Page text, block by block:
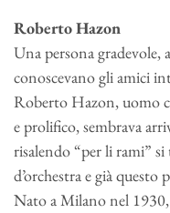
Roberto Hazon
Una persona gradevole,
conoscevano gli amici
Roberto Hazon, uomo
e prolifico, sembrava
risalendo “per li rami”
d’orchestra e già
Nato a Milano nel